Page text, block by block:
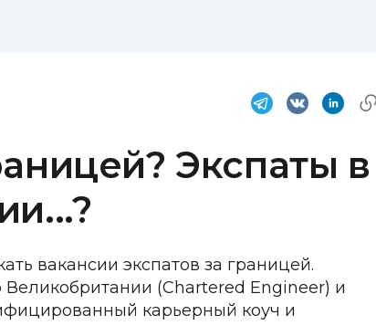
Экспаты в
вакансии экспатов за границей.
(Chartered Engineer) и
карьерный коуч и